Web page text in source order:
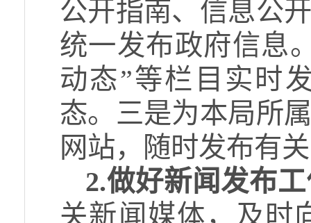
公开指南、信息公
统一发布政府信息
动态”等栏目实时
态。三是为本局所
网站，随时发布有
2.做好新闻发布
关新闻媒体，及时